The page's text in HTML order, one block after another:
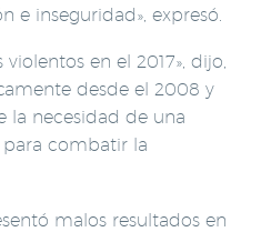
inseguridad», expresó.
en el 2017», dijo,
desde el 2008 y
la necesidad de una
combatir la
malos resultados en